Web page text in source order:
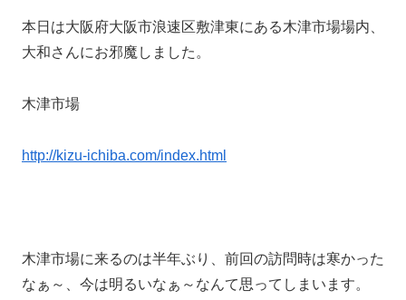
本日は大阪府大阪市浪速区敷津東にある木津市場場内、
大和さんにお邪魔しました。
木津市場
http://kizu-ichiba.com/index.html
木津市場に来るのは半年ぶり、前回の訪問時は寒かった
なぁ～、今は明るいなぁ～なんて思ってしまいます。